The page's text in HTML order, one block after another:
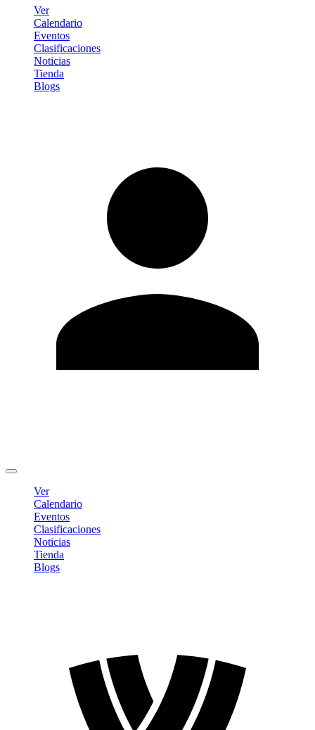
Ver
Calendario
Eventos
Clasificaciones
Noticias
Tienda
Blogs
Ver
Calendario
Eventos
Clasificaciones
Noticias
Tienda
Blogs